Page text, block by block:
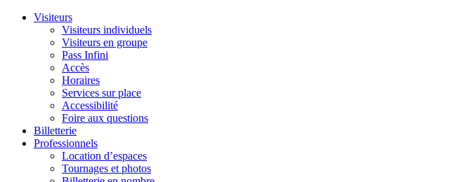
Visiteurs
Visiteurs individuels
Visiteurs en groupe
Pass Infini
Accès
Horaires
Services sur place
Accessibilité
Foire aux questions
Billetterie
Professionnels
Location d’espaces
Tournages et photos